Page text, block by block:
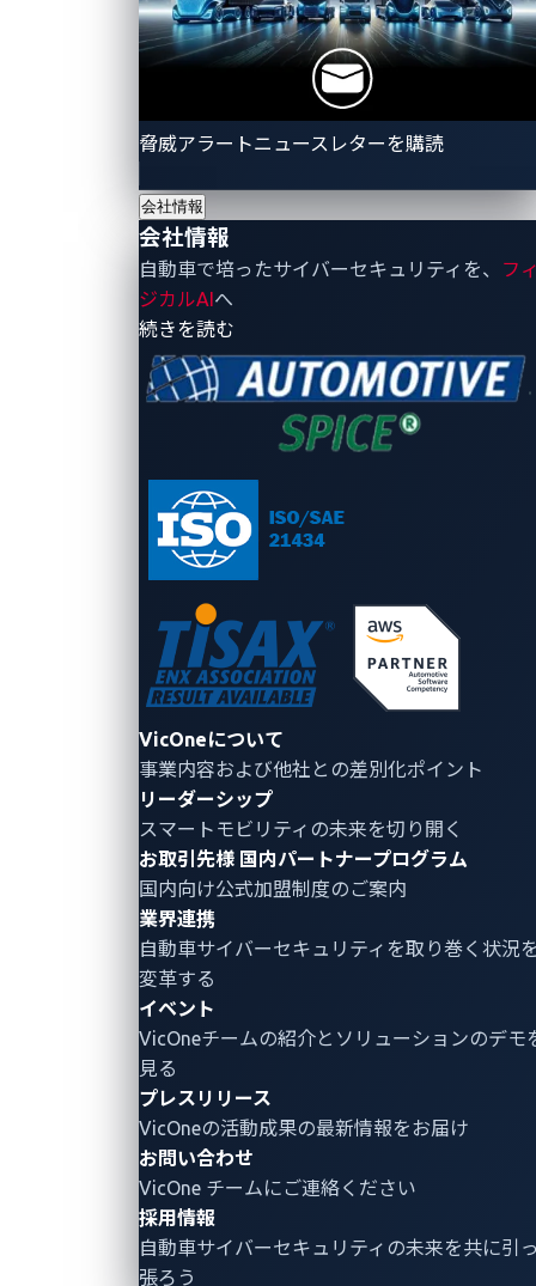
脅威アラートニュースレターを購読
会社情報
会社情報
自動車で培ったサイバーセキュリティを、
フ
ジカルAIへ
続きを読む
VicOneについて
事業内容および他社との差別化ポイント
リーダーシップ
スマートモビリティの未来を切り開く
お取引先様 国内パートナープログラム
国内向け公式加盟制度のご案内
業界連携
自動車サイバーセキュリティ を取り巻く状況
変革する
イベント
VicOneチームの紹介とソリューションのデモ
見る
プレスリリース
VicOneの活動成果の最新情報をお届け
お問い合わせ
VicOne チームにご連絡ください
採用情報
自動車サイバーセキュリティの未来を共に引
張ろう
サプライチェーン
ソフトウェア原産
地検査
容易なソフトウェア原産地追跡でリスクを軽減
し、プロアクティブな車両コンプライアンスを実
現